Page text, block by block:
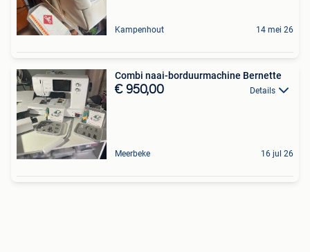
Kampenhout 14 mei 26
Combi naai-borduurmachine Bernette
€ 950,00 Details
Meerbeke 16 jul 26